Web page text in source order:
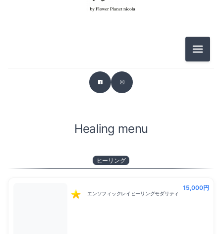
形而上学入門セミナー（1）
プロテクション（2）
瞑想会（1）
アクティベーション（2）
メニュ
Healing menu
ヒーリング
エンソフィックレイヒーリングモダリティ
15,000円